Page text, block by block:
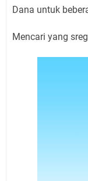
Dana untuk
Mencari yang